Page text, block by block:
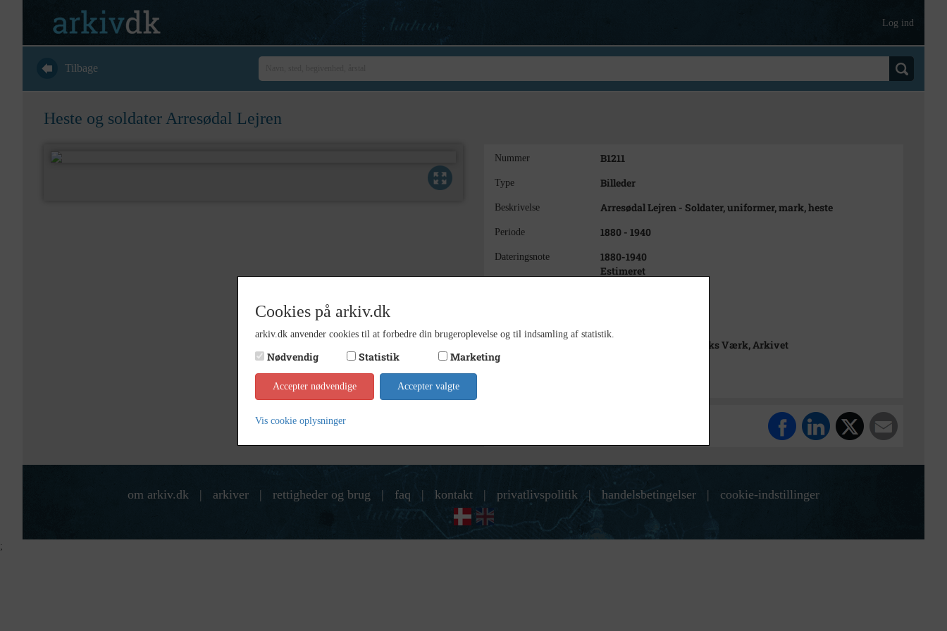
Log ind
Tilbage
Heste og soldater Arresødal Lejren
Nummer B1211
Type Billeder
Beskrivelse Arresødal Lejren - Soldater, uniformer, mark, heste
Periode 1880 - 1940
Dateringsnote
1880-1940
Estimeret
Industrimuseet Frederiks Værk, Arkivet
om arkiv.dk | arkiver | rettigheder og brug | faq | kontakt | privatlivspolitik | handelsbetingelser | cookie-indstillinger
Cookies på arkiv.dk
arkiv.dk anvender cookies til at forbedre din brugeroplevelse og til indsamling af statistik.
Nødvendig Statistik Marketing
Accepter nødvendige Accepter valgte
Vis cookie oplysninger
;